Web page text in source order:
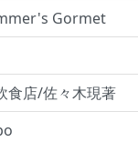
Gormet
食店/佐々木現著